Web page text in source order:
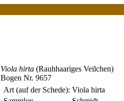
Viola hirta (Rauhhaariges Veilchen)
Bogen Nr. 9657
Art (auf der Schede): Viola hirta